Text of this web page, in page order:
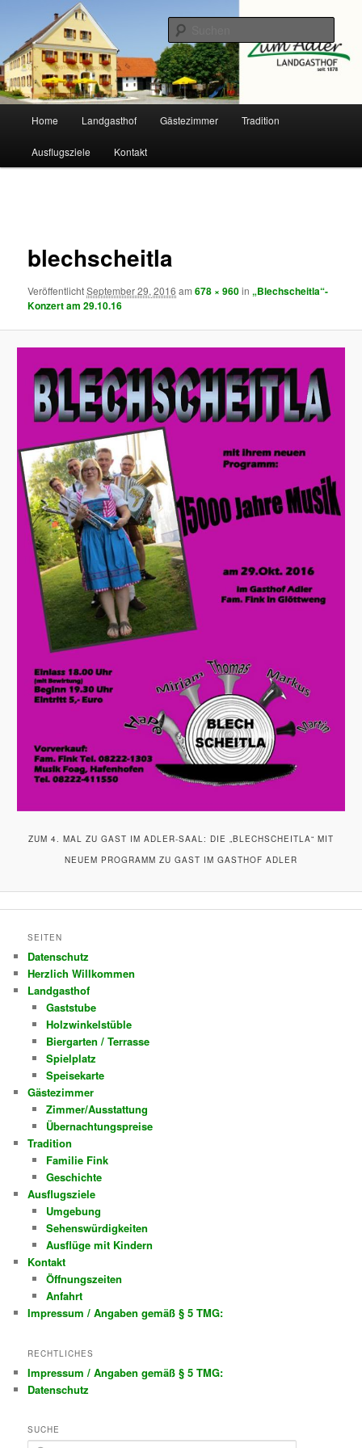
Inhalt
springenLandgasthof Adler
Home Landgasthof Gästezimmer Tradition
Ausflugsziele Kontakt
blechscheitla
VeröffentlichtSeptember 29, 2016 am678 × 960in „Blechscheitla“-
Konzert am 29.10.16
ZUM 4. MAL ZU GAST IM ADLER-SAAL: DIE „BLECHSCHEITLA“ MIT
NEUEM PROGRAMM ZU GAST IM GASTHOF ADLER
SEITEN
Datenschutz
Herzlich Willkommen
Landgasthof
Gaststube
Holzwinkelstüble
Biergarten / Terrasse
Spielplatz
Speisekarte
Gästezimmer
Zimmer/Ausstattung
Übernachtungspreise
Tradition
Familie Fink
Geschichte
Ausflugsziele
Umgebung
Sehenswürdigkeiten
Ausflüge mit Kindern
Kontakt
Öffnungszeiten
Anfahrt
Impressum / Angaben gemäß § 5 TMG:
RECHTLICHES
Impressum / Angaben gemäß § 5 TMG:
Datenschutz
SUCHE